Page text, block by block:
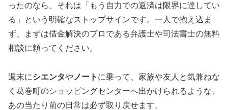
ったのなら、それは「もう自力での返済は限界に達してい
る」という明確なストップサインです。一人で抱え込ま
ず、まずは借金解決のプロである弁護士や司法書士の無料
相談に頼ってください。
週末にシエンタや ノート に乗って、家族や友人と気兼ねな
く葛巻町のショッピングセンターへ出かけられるような、
あの当たり前の日常は必ず取り戻せます。